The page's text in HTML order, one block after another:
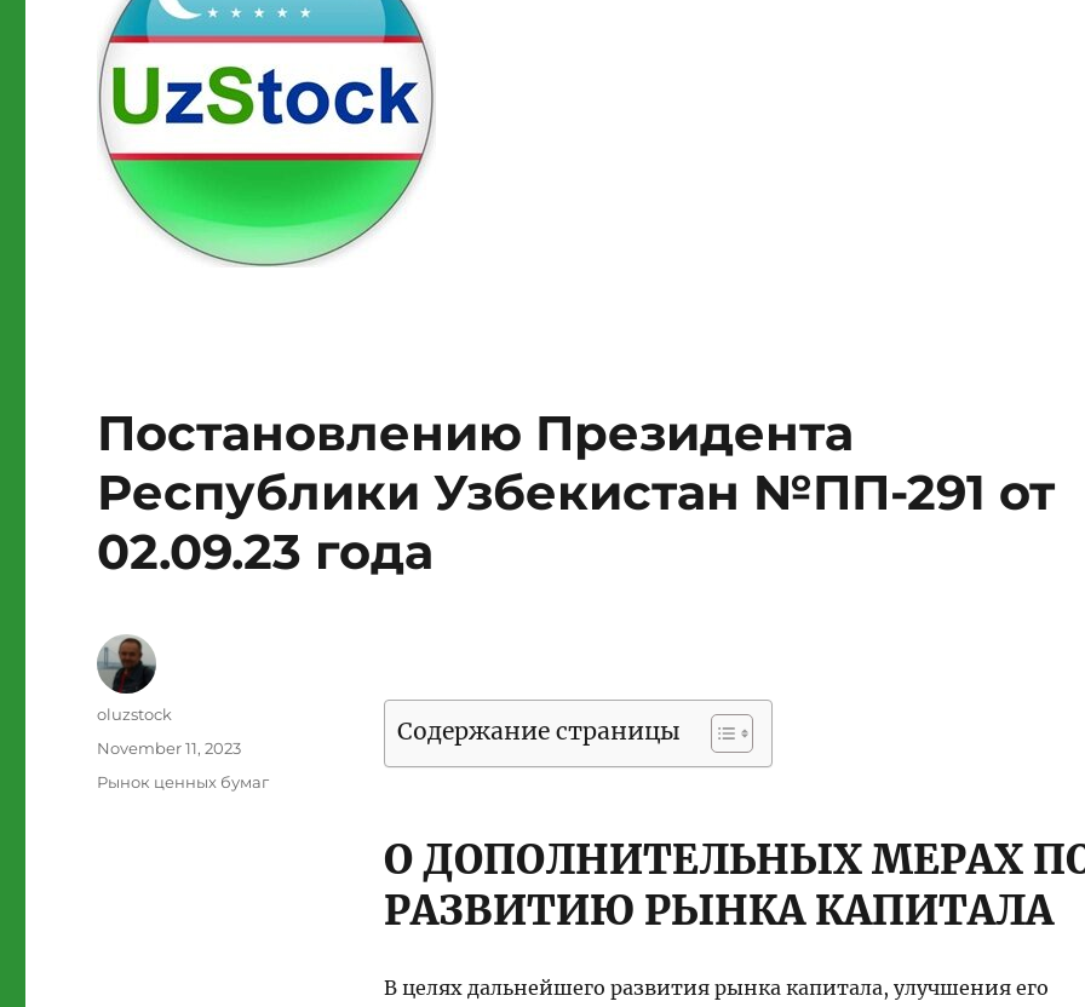
Постановлению Президента
Республики Узбекистан №ПП-291 от
02.09.23 года
Содержание страницы
О ДОПОЛНИТЕЛЬНЫХ МЕРАХ
РАЗВИТИЮ РЫНКА КАПИТАЛА
В целях дальнейшего развития рынка капитала, улучшения его
Author
oluzstock
Posted
November 11, 2023
Categories
Рынок ценных бумаг